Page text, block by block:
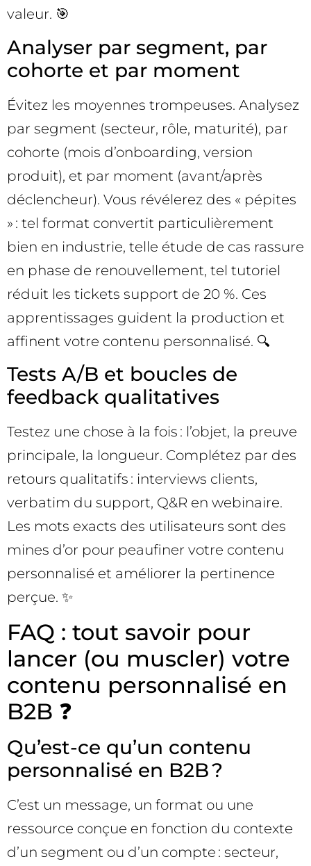
valeur. 🎯
Analyser par segment, par
cohorte et par moment
Évitez les moyennes trompeuses. Analysez
par segment (secteur, rôle, maturité), par
cohorte (mois d’onboarding, version
produit), et par moment (avant/après
déclencheur). Vous révélerez des « pépites
» : tel format convertit particulièrement
bien en industrie, telle étude de cas rassure
en phase de renouvellement, tel tutoriel
réduit les tickets support de 20 %. Ces
apprentissages guident la production et
affinent votre contenu personnalisé. 🔍
Tests A/B et boucles de
feedback qualitatives
Testez une chose à la fois : l’objet, la preuve
principale, la longueur. Complétez par des
retours qualitatifs : interviews clients,
verbatim du support, Q&R en webinaire.
Les mots exacts des utilisateurs sont des
mines d’or pour peaufiner votre contenu
personnalisé et améliorer la pertinence
perçue. ✨
FAQ : tout savoir pour
lancer (ou muscler) votre
contenu personnalisé en
B2B ❓
Qu’est-ce qu’un contenu
personnalisé en B2B ?
C’est un message, un format ou une
ressource conçue en fonction du contexte
d’un segment ou d’un compte : secteur,